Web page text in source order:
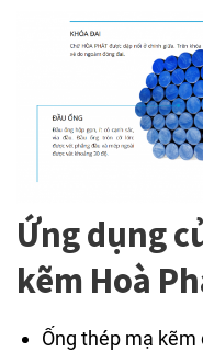
Ứng dụng
kẽm Hoà
Ống thép mạ